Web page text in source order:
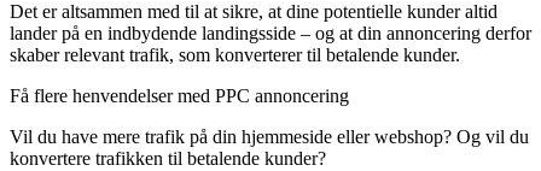
Det er altsammen med til at sikre, at dine potentielle kunder altid
lander på en indbydende landingsside – og at din annoncering derfor
skaber relevant trafik, som konverterer til betalende kunder.
Få flere henvendelser med PPC annoncering
Vil du have mere trafik på din hjemmeside eller webshop? Og vil du
konvertere trafikken til betalende kunder?